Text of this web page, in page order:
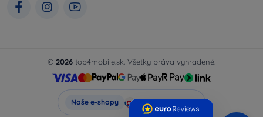
© 2026 top4mobile.sk. Všetky práva vyhradené.
Naše e-shopy Top4Mobile.sk